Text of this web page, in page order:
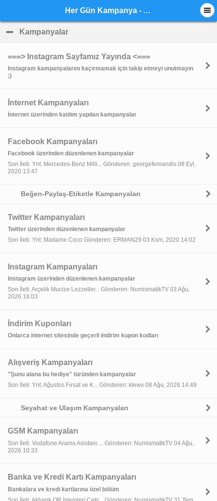
Her Gün Kampanya - Anasayfa
Kampanyalar
===> Instagram Sayfamız Yayında <===
Instagram kampanyalarını kaçırmamak için takip etmeyi unutmayın
;)
İnternet Kampanyaları
İnternet üzerinden katılım yapılan kampanyalar
Facebook Kampanyaları
Facebook üzerinden düzenlenen kampanyalar
Son İleti: Ynt: Mercedes-Benz Milli... Gönderen: georgefernandis 08 Eyl,
2020 13:47
Beğen-Paylaş-Etiketle Kampanyaları
Twitter Kampanyaları
Twitter üzerinden düzenlenen kampanyalar
Son İleti: Ynt: Madame Coco Gönderen: ERMAN29 03 Ksm, 2020 14:02
Instagram Kampanyaları
Instagram üzerinden düzenlenen kampanyalar
Son İleti: Arçelik Mucize Lezzetler... Gönderen: NumismatikTV 03 Ağu,
2026 16:03
İndirim Kuponları
Onlarca internet sitesinde geçerli indirim kupon kodları
Alışveriş Kampanyaları
"Şunu alana bu hediye" türünden kampanyalar
Son İleti: Ynt: Ağustos Fırsat ve K... Gönderen: klewx 08 Ağu, 2026 14:49
Seyahat ve Ulaşım Kampanyaları
GSM Kampanyaları
Son İleti: Vodafone Arama Asistanı ... Gönderen: NumismatikTV 04 Ağu,
2026 10:33
Banka ve Kredi Kartı Kampanyaları
Bankalara ve kredi kartlarına özel bölüm